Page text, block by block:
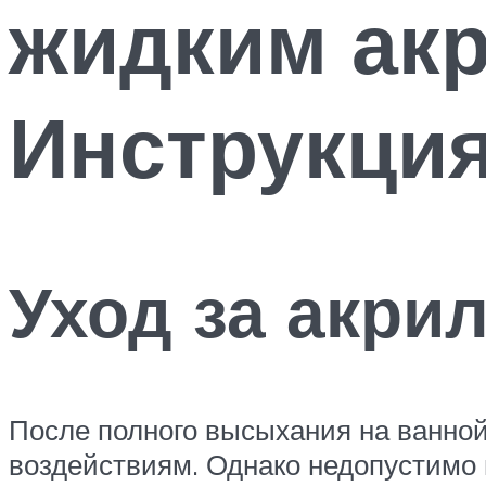
жидким
Уход за
После полного высыхания на
воздействиям. Однако